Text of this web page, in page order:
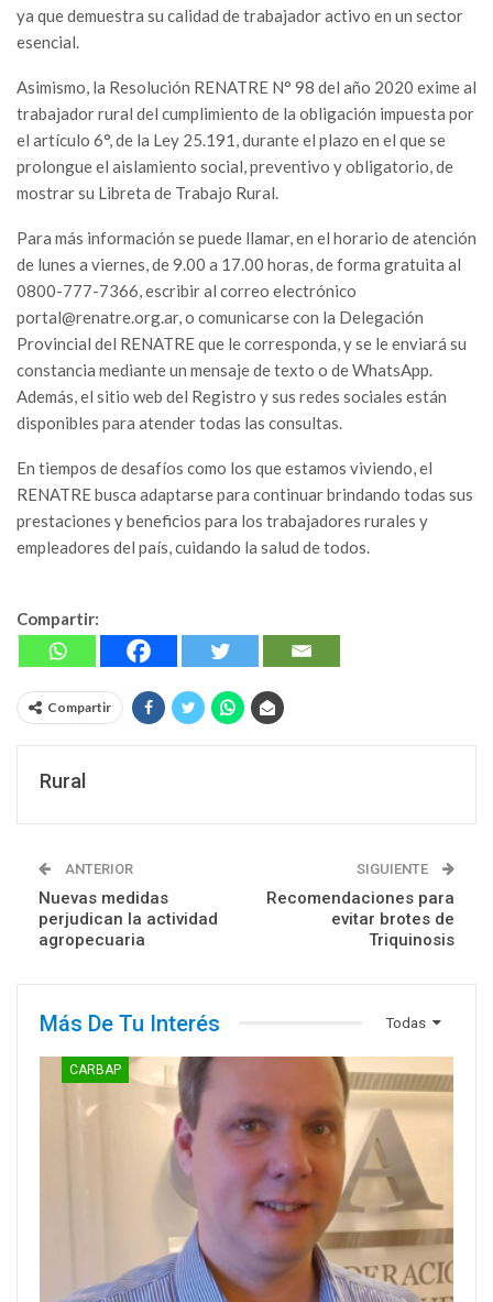
ya que demuestra su calidad de trabajador activo en un sector
esencial.
Asimismo, la Resolución RENATRE N° 98 del año 2020 exime al
trabajador rural del cumplimiento de la obligación impuesta por
el artículo 6°, de la Ley 25.191, durante el plazo en el que se
prolongue el aislamiento social, preventivo y obligatorio, de
mostrar su Libreta de Trabajo Rural.
Para más información se puede llamar, en el horario de atención
de lunes a viernes, de 9.00 a 17.00 horas, de forma gratuita al
0800-777-7366, escribir al correo electrónico
portal@renatre.org.ar, o comunicarse con la Delegación
Provincial del RENATRE que le corresponda, y se le enviará su
constancia mediante un mensaje de texto o de WhatsApp.
Además, el sitio web del Registro y sus redes sociales están
disponibles para atender todas las consultas.
En tiempos de desafíos como los que estamos viviendo, el
RENATRE busca adaptarse para continuar brindando todas sus
prestaciones y beneficios para los trabajadores rurales y
empleadores del país, cuidando la salud de todos.
Compartir:
Compartir
Rural
ANTERIOR
Nuevas medidas
perjudican la actividad
agropecuaria
SIGUIENTE
Recomendaciones para
evitar brotes de
Triquinosis
Todas
Más De Tu Interés
CARBAP